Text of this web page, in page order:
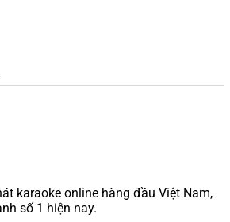
karaoke online hàng đầu Việt Nam,
số 1 hiện nay.